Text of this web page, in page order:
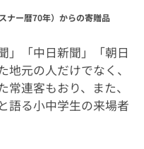
ナー暦70年）からの寄贈品
」「中日新聞」「朝日
元の人だけでなく、
連客もおり、また、
語る小中学生の来場者